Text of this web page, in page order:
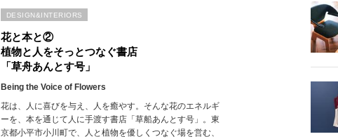
花と本と②
植物と人をそっとつなぐ書店
「草舟あんとす号」
Being the Voice of Flowers
花は、人に喜びを与え、人を癒やす。そんな花のエネルギ
ーを、本を通じて人に手渡す書店「草船あんとす号」。東
京都小平市小川町で、人と植物を優しくつなぐ場を営む、
DESIGN&INTERIORS